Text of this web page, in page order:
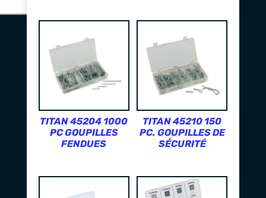
TITAN 45204 1000
PC GOUPILLES
FENDUES
TITAN 45210 150
PC. GOUPILLES DE
SÉCURITÉ